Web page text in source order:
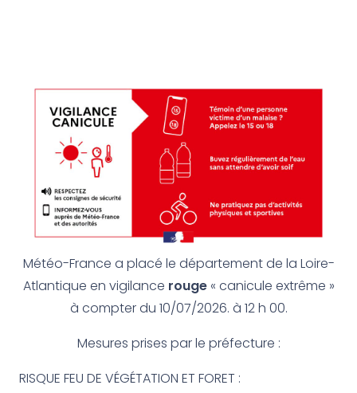
Météo-France a placé le département de la Loire-
Atlantique en vigilance rouge « canicule extrême »
à compter du 10/07/2026. à 12 h 00.
Mesures prises par le préfecture :
RISQUE FEU DE VÉGÉTATION ET FORET :